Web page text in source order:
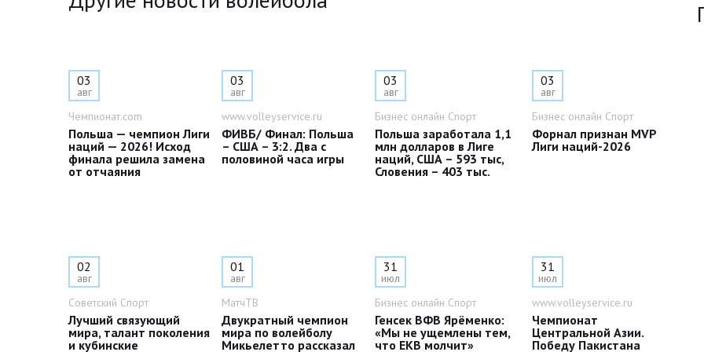
03
авг
Чемпионат.com
Польша — чемпион Лиги
наций — 2026! Исход
финала решила замена
от отчаяния
03
авг
www.volleyservice.ru
ФИВБ/ Финал: Польша
– США – 3:2. Два с
половиной часа игры
03
авг
Бизнес онлайн Спорт
Польша заработала 1,1
млн долларов в Лиге
наций, США – 593 тыс,
Словения – 403 тыс.
03
авг
Бизнес онлайн Спорт
Форнал признан MVP
Лиги наций-2026
02
авг
Советский Спорт
Лучший связующий
мира, талант поколения
и кубинские
01
авг
МатчТВ
Двукратный чемпион
мира по волейболу
Микьелетто рассказал
31
июл
Бизнес онлайн Спорт
Генсек ВФВ Ярёменко:
«Мы не ущемлены тем,
что ЕКВ молчит»
31
июл
www.volleyservice.ru
Чемпионат
Центральной Азии.
Победу Пакистана